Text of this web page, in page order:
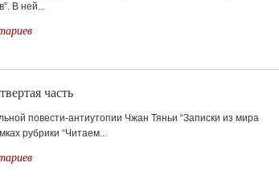
В ней...
часть
повести-антиутопии Чжан Тяньи “Записки из мира
рубрики “Читаем...